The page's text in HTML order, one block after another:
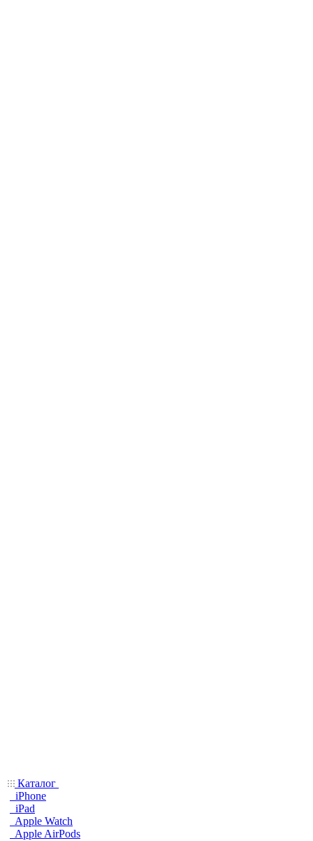
Каталог
iPhone
iPad
Apple Watch
Apple AirPods